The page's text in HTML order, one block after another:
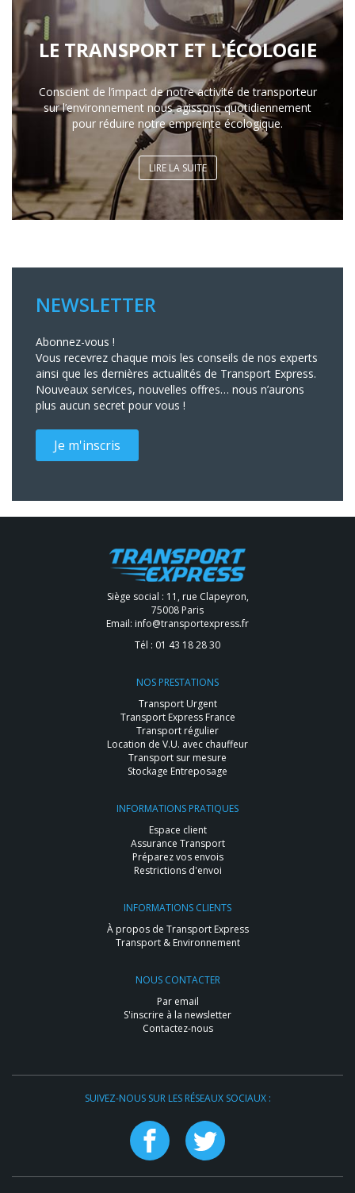
LE TRANSPORT ET L'ÉCOLOGIE
Conscient de l’impact de notre activité de transporteur
sur l’environnement nous agissons quotidiennement
pour réduire notre empreinte écologique.
LIRE LA SUITE
NEWSLETTER
Abonnez-vous !
Vous recevrez chaque mois les conseils de nos experts
ainsi que les dernières actualités de Transport Express.
Nouveaux services, nouvelles offres… nous n’aurons
plus aucun secret pour vous !
Je m'inscris
Siège social : 11, rue Clapeyron,
75008 Paris
Email: info@transportexpress.fr
Tél : 01 43 18 28 30
NOS PRESTATIONS
Transport Urgent
Transport Express France
Transport régulier
Location de V.U. avec chauffeur
Transport sur mesure
Stockage Entreposage
INFORMATIONS PRATIQUES
Espace client
Assurance Transport
Préparez vos envois
Restrictions d'envoi
INFORMATIONS CLIENTS
À propos de Transport Express
Transport & Environnement
NOUS CONTACTER
Par email
S'inscrire à la newsletter
Contactez-nous
SUIVEZ-NOUS SUR LES RÉSEAUX SOCIAUX :